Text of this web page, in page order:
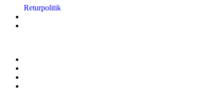
Returpolitik